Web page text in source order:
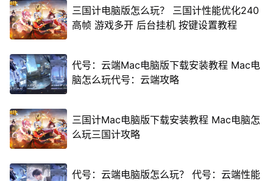
三国计电脑版怎么玩？ 三国计性能优化240
高帧 游戏多开 后台挂机 按键设置教程
代号：云端Mac电脑版下载安装教程 Mac电
脑怎么玩代号：云端攻略
三国计Mac电脑版下载安装教程 Mac电脑怎
么玩三国计攻略
代号：云端电脑版怎么玩？ 代号：云端性能